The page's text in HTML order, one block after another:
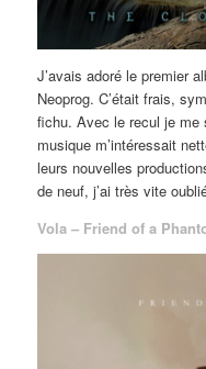
J’avais adoré le premier
Neoprog. C’était frais,
fichu. Avec le recul je me
musique m’intéressait
leurs nouvelles
de neuf, j’ai très vite
Vola – Friend of a